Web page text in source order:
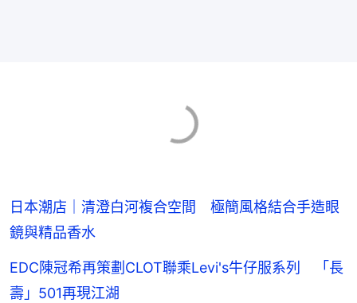
日本潮店｜清澄白河複合空間 極簡風格結合手造眼
鏡與精品香水
EDC陳冠希再策劃CLOT聯乘Levi's牛仔服系列 「長
壽」501再現江湖